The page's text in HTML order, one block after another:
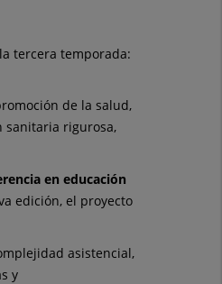
tercera temporada:
de la salud,
sanitaria rigurosa,
en educación
edición, el proyecto
asistencial,
y